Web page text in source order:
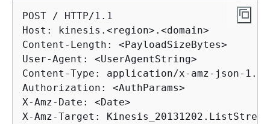
POST / HTTP/1.1
Host: kinesis.<region>.<domain>
Content-Length: <PayloadSizeBytes>
User-Agent: <UserAgentString>
Content-Type: application/x-amz-json-1.1
Authorization: <AuthParams>
X-Amz-Date: <Date>